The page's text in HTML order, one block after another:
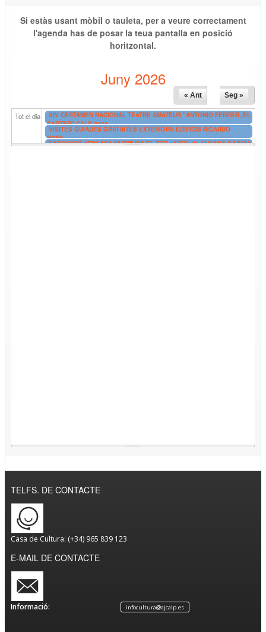
Si estàs usant mòbil o tauleta, per a veure correctament
l'agenda has de posar la teua pantalla en posició
horitzontal.
Juny 2026
« Ant Seg »
Tot el dia
XIV CERTAMEN NACIONAL TEATRE AMATEUR "ANTONIO FERRER, EL
CARTER" CALP 2026
VISITES GUIADES GRATUÏTES EXTERIORS EDIFICIS RICARDO
BOFIL
EXPOSICIÓ “ENCARA MURMURA EL TEU JARDÍ” de SUSANA GARCÍA
TELFS. DE CONTACTE
Casa de Cultura: (+34) 965 839 123
E-MAIL DE CONTACTE
Informació: infocultura@ajcalp.es